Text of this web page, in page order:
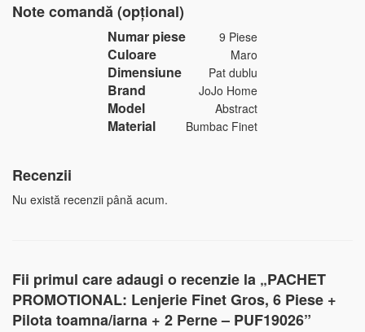
Note comandă (opțional)
Numar piese 9 Piese
Culoare Maro
Dimensiune Pat dublu
Brand JoJo Home
Model Abstract
Material Bumbac Finet
Recenzii
Nu există recenzii până acum.
Fii primul care adaugi o recenzie la „PACHET
PROMOTIONAL: Lenjerie Finet Gros, 6 Piese +
Pilota toamna/iarna + 2 Perne – PUF19026”